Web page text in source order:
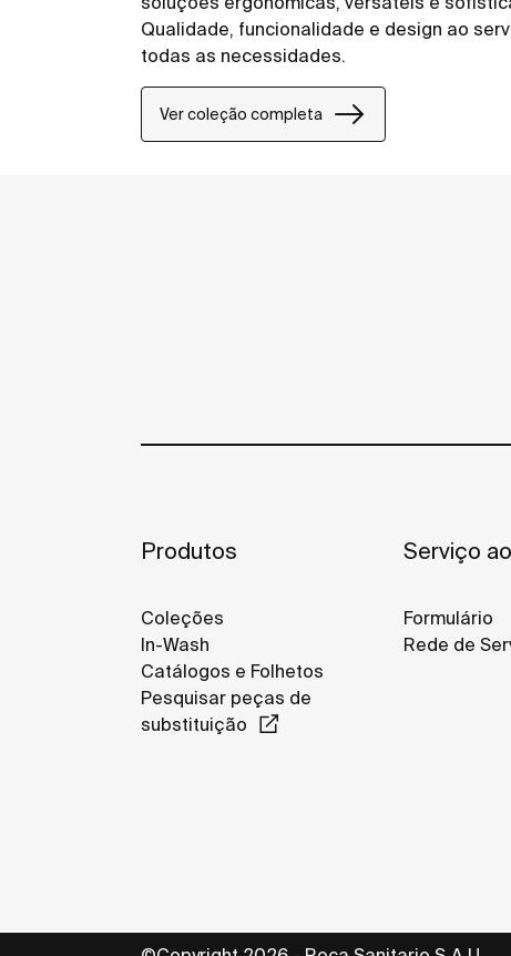
Qualidade, funcionalidade e design ao
todas as necessidades.
Ver coleção completa
Produtos
Coleções
In-Wash
Catálogos e Folhetos
Pesquisar peças de
substituição
Serviço
Formulário
Rede de